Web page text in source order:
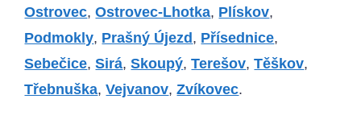
Ostrovec,Ostrovec-Lhotka, Plískov,
Podmokly, Prašný Újezd, Přísednice,
Sebečice,Sirá,Skoupý,Terešov,Těškov,
Třebnuška,Vejvanov,Zvíkovec.